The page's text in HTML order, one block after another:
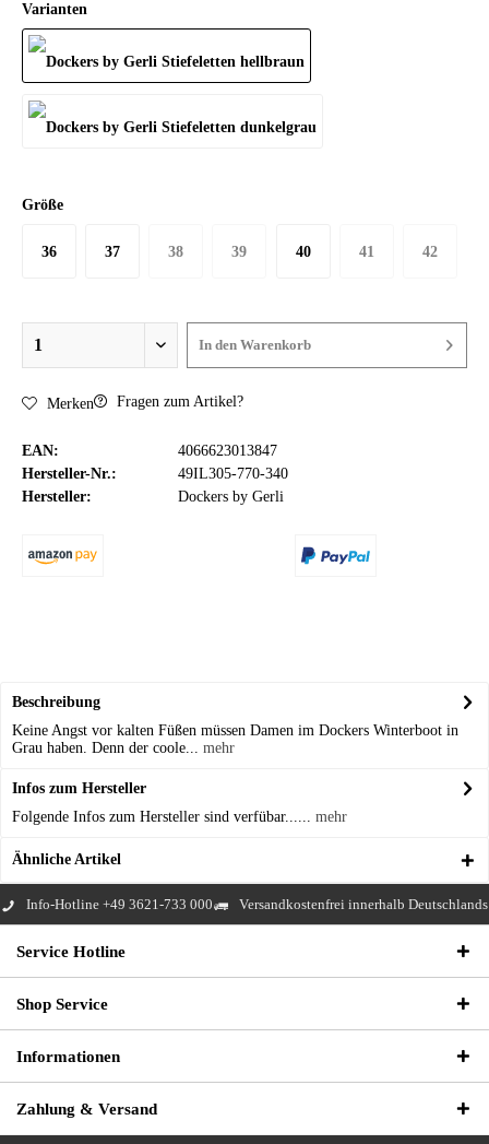
Varianten
Größe
36 37 38 39 40 41 42
In den Warenkorb
Merken Fragen zum Artikel?
EAN:
4066623013847
Hersteller-Nr.:
49IL305-770-340
Hersteller:
Dockers by Gerli
Beschreibung
Keine Angst vor kalten Füßen müssen Damen im Dockers Winterboot in
Grau haben. Denn der coole... mehr
Infos zum Hersteller
Folgende Infos zum Hersteller sind verfübar...... mehr
Ähnliche Artikel
Info-Hotline +49 3621-733 000 Versandkostenfrei innerhalb Deutschlands
Service Hotline
Shop Service
Informationen
Zahlung & Versand